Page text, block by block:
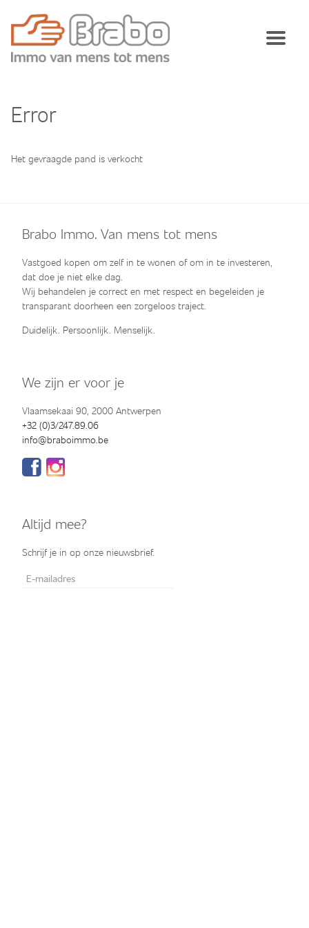
Error
Het gevraagde pand is verkocht
Brabo Immo. Van mens tot mens
Vastgoed kopen om zelf in te wonen of om in te investeren,
dat doe je niet elke dag.
Wij behandelen je correct en met respect en begeleiden je
transparant doorheen een zorgeloos traject.
Duidelijk. Persoonlijk. Menselijk.
We zijn er voor je
Vlaamsekaai 90, 2000 Antwerpen
+32 (0)3/247.89.06
info@braboimmo.be
Altijd mee?
Schrijf je in op onze nieuwsbrief.